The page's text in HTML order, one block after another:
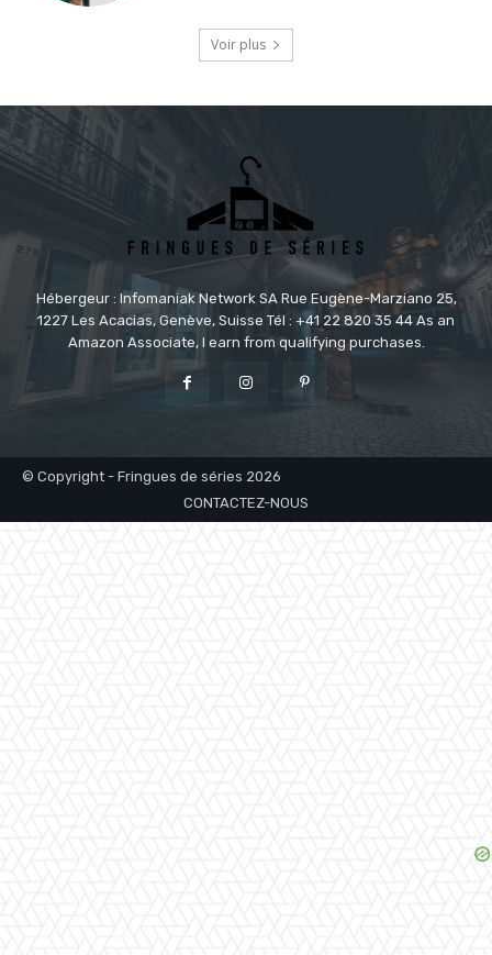
Voir plus
Hébergeur : Infomaniak Network SA Rue Eugène-Marziano 25,
1227 Les Acacias, Genève, Suisse Tél : +41 22 820 35 44 As an
Amazon Associate, I earn from qualifying purchases.
© Copyright - Fringues de séries 2026
CONTACTEZ-NOUS